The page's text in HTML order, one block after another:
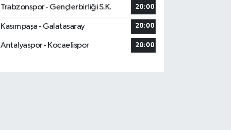
Trabzonspor - Gençlerbirliği S.K. 20:00
Kasımpaşa - Galatasaray 20:00
Antalyaspor - Kocaelispor 20:00